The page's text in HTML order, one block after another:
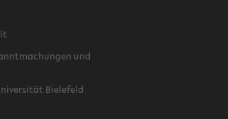
und
Bielefeld